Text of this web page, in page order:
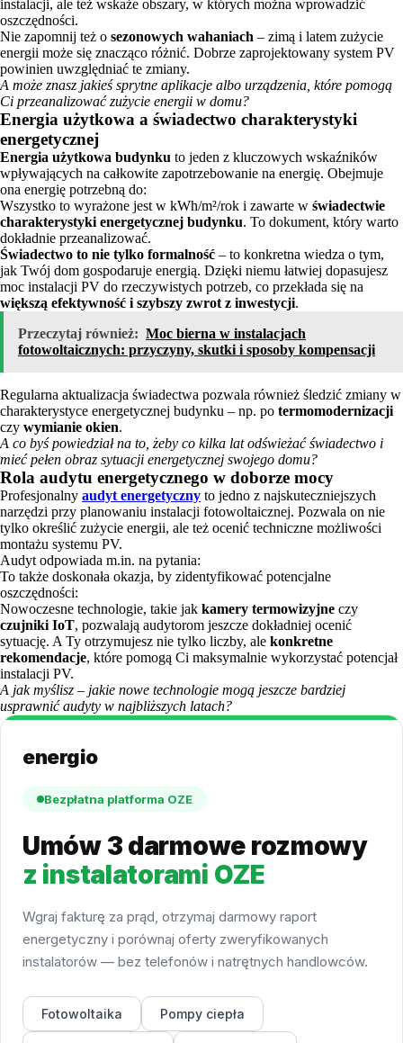
instalacji, ale też wskaże obszary, w których można wprowadzić
oszczędności.
Nie zapomnij też o sezonowych wahaniach – zimą i latem zużycie
energii może się znacząco różnić. Dobrze zaprojektowany system PV
powinien uwzględniać te zmiany.
A może znasz jakieś sprytne aplikacje albo urządzenia, które pomogą
Ci przeanalizować zużycie energii w domu?
Energia użytkowa a świadectwo charakterystyki
energetycznej
Energia użytkowa budynku to jeden z kluczowych wskaźników
wpływających na całkowite zapotrzebowanie na energię. Obejmuje
ona energię potrzebną do:
Wszystko to wyrażone jest w kWh/m²/rok i zawarte w świadectwie
charakterystyki energetycznej budynku. To dokument, który warto
dokładnie przeanalizować.
Świadectwo to nie tylko formalność – to konkretna wiedza o tym,
jak Twój dom gospodaruje energią. Dzięki niemu łatwiej dopasujesz
moc instalacji PV do rzeczywistych potrzeb, co przekłada się na
większą efektywność i szybszy zwrot z inwestycji.
Przeczytaj również: Moc bierna w instalacjach
fotowoltaicznych: przyczyny, skutki i sposoby kompensacji
Regularna aktualizacja świadectwa pozwala również śledzić zmiany w
charakterystyce energetycznej budynku – np. po termomodernizacji
czy wymianie okien.
A co byś powiedział na to, żeby co kilka lat odświeżać świadectwo i
mieć pełen obraz sytuacji energetycznej swojego domu?
Rola audytu energetycznego w doborze mocy
Profesjonalny audyt energetyczny to jedno z najskuteczniejszych
narzędzi przy planowaniu instalacji fotowoltaicznej. Pozwala on nie
tylko określić zużycie energii, ale też ocenić techniczne możliwości
montażu systemu PV.
Audyt odpowiada m.in. na pytania:
To także doskonała okazja, by zidentyfikować potencjalne
oszczędności:
Nowoczesne technologie, takie jak kamery termowizyjne czy
czujniki IoT, pozwalają audytorom jeszcze dokładniej ocenić
sytuację. A Ty otrzymujesz nie tylko liczby, ale konkretne
rekomendacje, które pomogą Ci maksymalnie wykorzystać potencjał
instalacji PV.
A jak myślisz – jakie nowe technologie mogą jeszcze bardziej
usprawnić audyty w najbliższych latach?
energio
Bezpłatna platforma OZE
Umów 3 darmowe rozmowy
z instalatorami OZE
Wgraj fakturę za prąd, otrzymaj darmowy raport
energetyczny i porównaj oferty zweryfikowanych
instalatorów — bez telefonów i natrętnych handlowców.
Fotowoltaika Pompy ciepła